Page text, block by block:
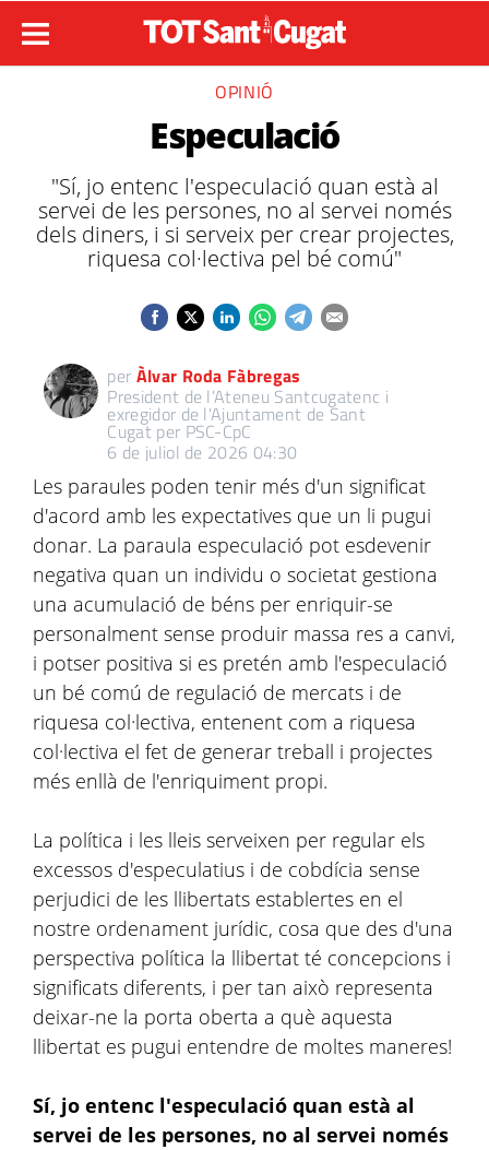
OPINIÓ
Especulació
"Sí, jo entenc l'especulació quan està al
servei de les persones, no al servei només
dels diners, i si serveix per crear projectes,
riquesa col·lectiva pel bé comú"
per Àlvar Roda Fàbregas
President de l’Ateneu Santcugatenc i
exregidor de l'Ajuntament de Sant
Cugat per PSC-CpC
6 de juliol de 2026 04:30
Les paraules poden tenir més d'un significat
d'acord amb les expectatives que un li pugui
donar. La paraula especulació pot esdevenir
negativa quan un individu o societat gestiona
una acumulació de béns per enriquir-se
personalment sense produir massa res a canvi,
i potser positiva si es pretén amb l'especulació
un bé comú de regulació de mercats i de
riquesa col·lectiva, entenent com a riquesa
col·lectiva el fet de generar treball i projectes
més enllà de l'enriquiment propi.
La política i les lleis serveixen per regular els
excessos d'especulatius i de cobdícia sense
perjudici de les llibertats establertes en el
nostre ordenament jurídic, cosa que des d'una
perspectiva política la llibertat té concepcions i
significats diferents, i per tan això representa
deixar-ne la porta oberta a què aquesta
llibertat es pugui entendre de moltes maneres!
Sí, jo entenc l'especulació quan està al
servei de les persones, no al servei només